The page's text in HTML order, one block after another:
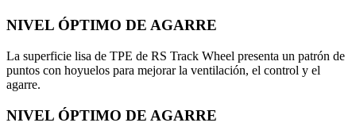
NIVEL ÓPTIMO DE AGARRE
La superficie lisa de TPE de RS Track Wheel presenta un patrón de
puntos con hoyuelos para mejorar la ventilación, el control y el
agarre.
NIVEL ÓPTIMO DE AGARRE